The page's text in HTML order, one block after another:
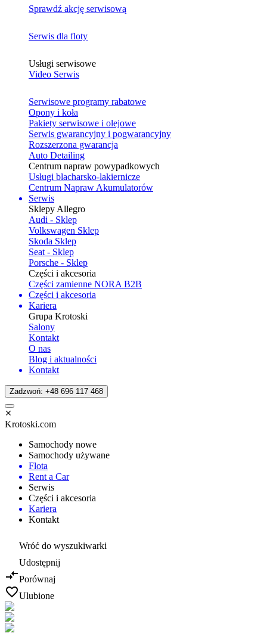
Sprawdź akcję serwisową
Serwis dla floty
Usługi serwisowe
Video Serwis
Serwisowe programy rabatowe
Opony i koła
Pakiety serwisowe i olejowe
Serwis gwarancyjny i pogwarancyjny
Rozszerzona gwarancja
Auto Detailing
Centrum napraw powypadkowych
Usługi blacharsko-lakiernicze
Centrum Napraw Akumulatorów
Serwis
Sklepy Allegro
Audi - Sklep
Volkswagen Sklep
Skoda Sklep
Seat - Sklep
Porsche - Sklep
Części i akcesoria
Części zamienne NORA B2B
Części i akcesoria
Kariera
Grupa Krotoski
Salony
Kontakt
O nas
Blog i aktualności
Kontakt
Zadzwoń: +48 696 117 468
Krotoski.com
Samochody nowe
Samochody używane
Flota
Rent a Car
Serwis
Części i akcesoria
Kariera
Kontakt
Wróć do wyszukiwarki
Udostępnij
Porównaj
Ulubione